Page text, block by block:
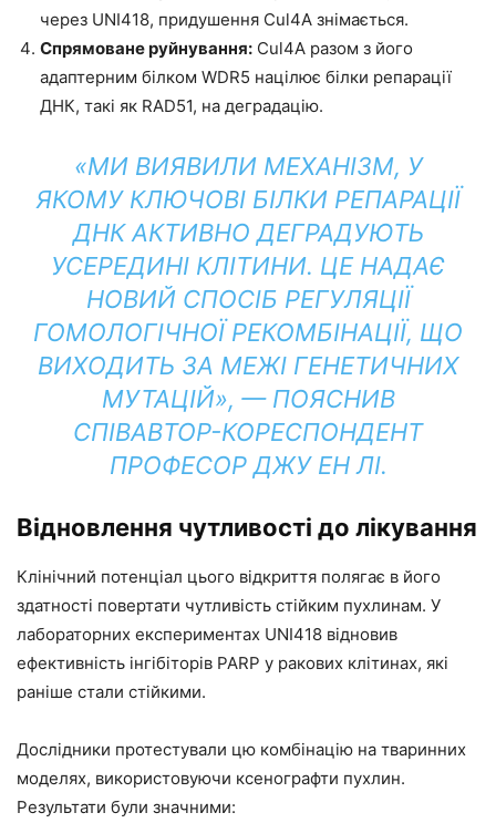
через UNI418, придушення Cul4A знімається.
Спрямоване руйнування: Cul4A разом з його
адаптерним білком WDR5 націлює білки репарації
ДНК, такі як RAD51, на деградацію.
«МИ ВИЯВИЛИ МЕХАНІЗМ, У
ЯКОМУ КЛЮЧОВІ БІЛКИ РЕПАРАЦІЇ
ДНК АКТИВНО ДЕГРАДУЮТЬ
УСЕРЕДИНІ КЛІТИНИ. ЦЕ НАДАЄ
НОВИЙ СПОСІБ РЕГУЛЯЦІЇ
ГОМОЛОГІЧНОЇ РЕКОМБІНАЦІЇ, ЩО
ВИХОДИТЬ ЗА МЕЖІ ГЕНЕТИЧНИХ
МУТАЦІЙ», — ПОЯСНИВ
СПІВАВТОР-КОРЕСПОНДЕНТ
ПРОФЕСОР ДЖУ ЕН ЛІ.
Відновлення чутливості до лікування
Клінічний потенціал цього відкриття полягає в його
здатності повертати чутливість стійким пухлинам. У
лабораторних експериментах UNI418 відновив
ефективність інгібіторів PARP у ракових клітинах, які
раніше стали стійкими.
Дослідники протестували цю комбінацію на тваринних
моделях, використовуючи ксенографти пухлин.
Результати були значними: